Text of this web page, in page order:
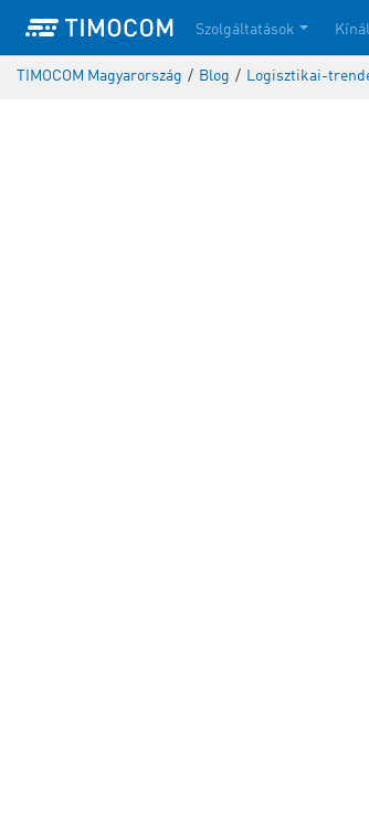
Szolgáltatások
TIMOCOM Magyarország / Blog / Logisztikai-